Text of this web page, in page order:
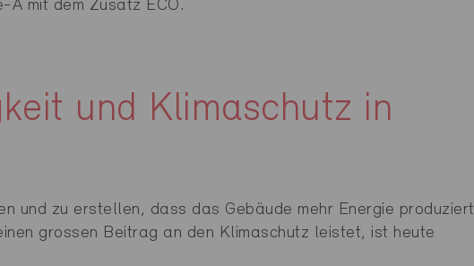
A mit dem Zusatz ECO.
und Klimaschutz in
und zu erstellen, dass das Gebäude mehr Energie produziert
grossen Beitrag an den Klimaschutz leistet, ist heute